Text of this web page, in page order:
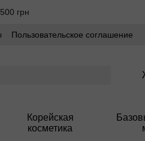
грн
Пользовательское соглашение
Корейская
косметика